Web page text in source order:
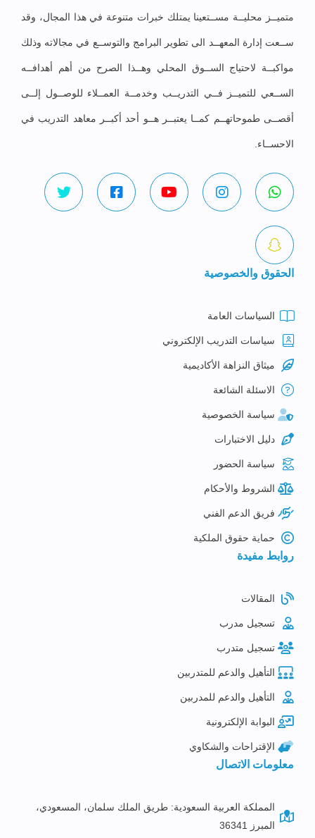
متميــز محليــة مســتعينا يمتلك خبرات متنوعة في هذا المجال، وقد
ســعت إدارة المعهــد الى تطوير البرامج والتوســع في مجالاته وذلك
مواكبــة لاحتياج الســوق المحلي وهــذا الصرح من أهم أهدافــه
الســعي للتميــز فــي التدريــب وخدمــة العمــلاء للوصــول إلــى
أقصــى طموحاتهــم كمــا يعتبــر هــو أحد أكبــر معاهد التدريب في
الاحســاء.
الحقوق والخصوصية
السياسات العامة
سياسات التدريب الإلكتروني
ميثاق النزاهة الأكاديمية
الاسئلة الشائعة
سياسة الخصوصية
دليل الاختبارات
سياسة الحضور
الشروط والأحكام
فريق الدعم الفني
حماية حقوق الملكية
روابط مفيدة
المقالات
تسجيل مدرب
تسجيل متدرب
التأهيل والدعم للمتدربين
التأهيل والدعم للمدربين
البوابة الإلكترونية
الإقتراحات والشكاوي
معلومات الاتصال
المملكة العربية السعودية: طريق الملك سلمان، المسعودي،
المبرز 36341